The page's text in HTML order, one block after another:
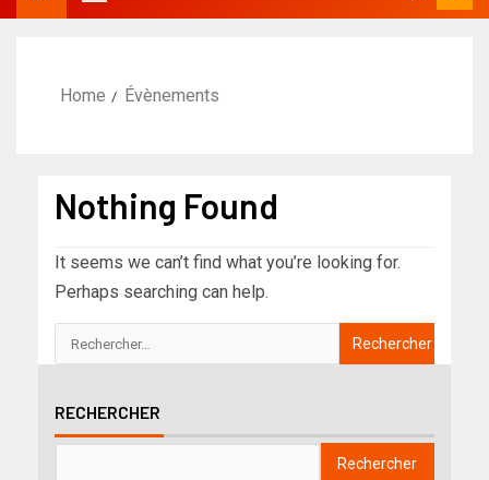
Home Évènements
Nothing Found
It seems we can’t find what you’re looking for.
Perhaps searching can help.
RECHERCHER
Rechercher